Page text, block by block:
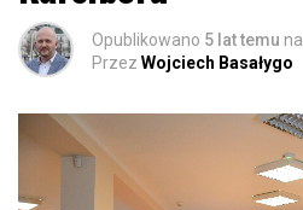
Opublikowano 5 lat temu na
Przez Wojciech Basałygo